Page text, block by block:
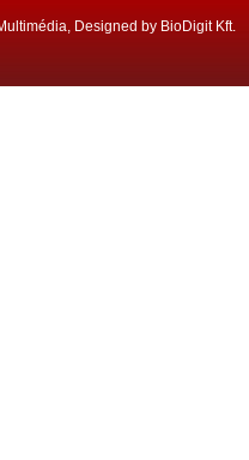
Designed by BioDigit Kft.